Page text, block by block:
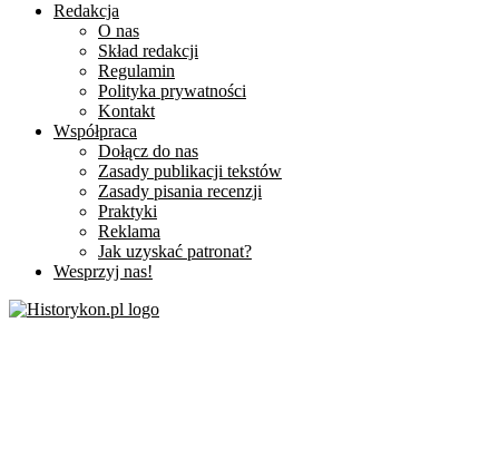
Redakcja
O nas
Skład redakcji
Regulamin
Polityka prywatności
Kontakt
Współpraca
Dołącz do nas
Zasady publikacji tekstów
Zasady pisania recenzji
Praktyki
Reklama
Jak uzyskać patronat?
Wesprzyj nas!